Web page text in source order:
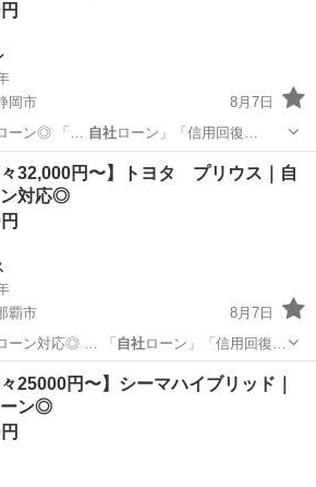
岡市
8月7日
ローン◎ 「… 自社ローン」「信用回復…
ン クラウンアスリートハイブリッド
々32,000円〜】トヨタ プリウス｜自
対応◎
覇市
8月7日
ローン対応◎ … 「 自社ローン」「信用回復…
ス 月々
々25000円〜】シーマハイブリッド｜
ーン◎